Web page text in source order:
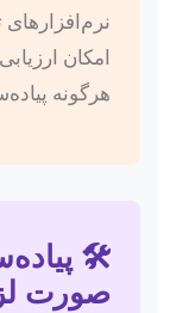
امکان
هرگونه
🛠️
صورت